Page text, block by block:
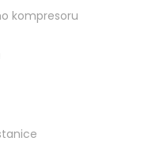
kompresoru